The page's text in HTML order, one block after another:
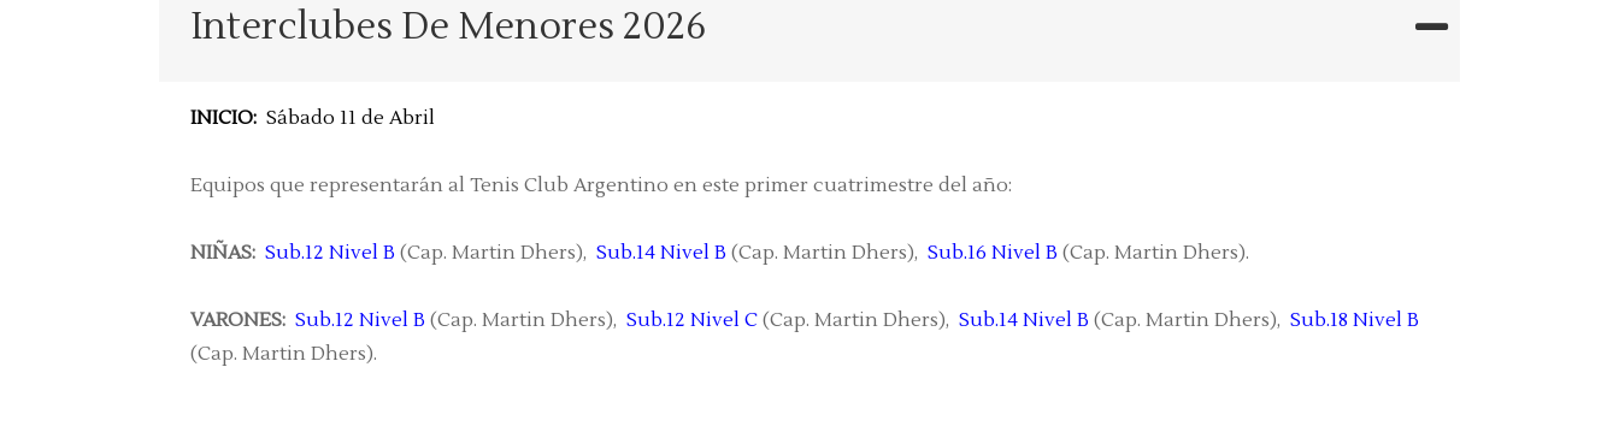
Interclubes De Menores 2026
INICIO: Sábado 11 de Abril
Equipos que representarán al Tenis Club Argentino en este primer cuatrimestre del año:
NIÑAS: Sub.12 Nivel B (Cap. Martin Dhers), Sub.14 Nivel B (Cap. Martin Dhers), Sub.16 Nivel B (Cap. Martin Dhers).
VARONES: Sub.12 Nivel B (Cap. Martin Dhers), Sub.12 Nivel C (Cap. Martin Dhers), Sub.14 Nivel B (Cap. Martin Dhers), Sub.18 Nivel B
(Cap. Martin Dhers).